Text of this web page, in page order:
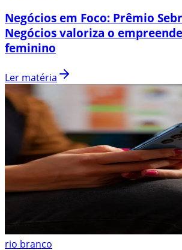
Negócios em Foco: Prêmio
Negócios valoriza o
feminino
Ler matéria
rio branco